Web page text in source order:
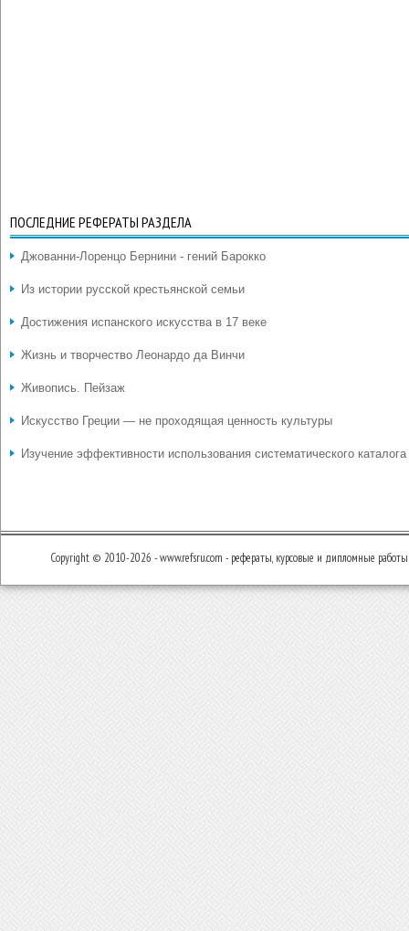
ПОСЛЕДНИЕ РЕФЕРАТЫ РАЗДЕЛА
Джованни-Лоренцо Бернини - гений Барокко
Из истории русской крестьянской семьи
Достижения испанского искусства в 17 веке
Жизнь и творчество Леонардо да Винчи
Живопись. Пейзаж
Искусство Греции — не проходящая ценность культуры
Изучение эффективности использования систематического каталога
Copyright © 2010-2026 - www.refsru.com - рефераты, курсовые и дипломные работы